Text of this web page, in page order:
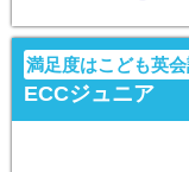
満足度はこども英
ECCジュニア